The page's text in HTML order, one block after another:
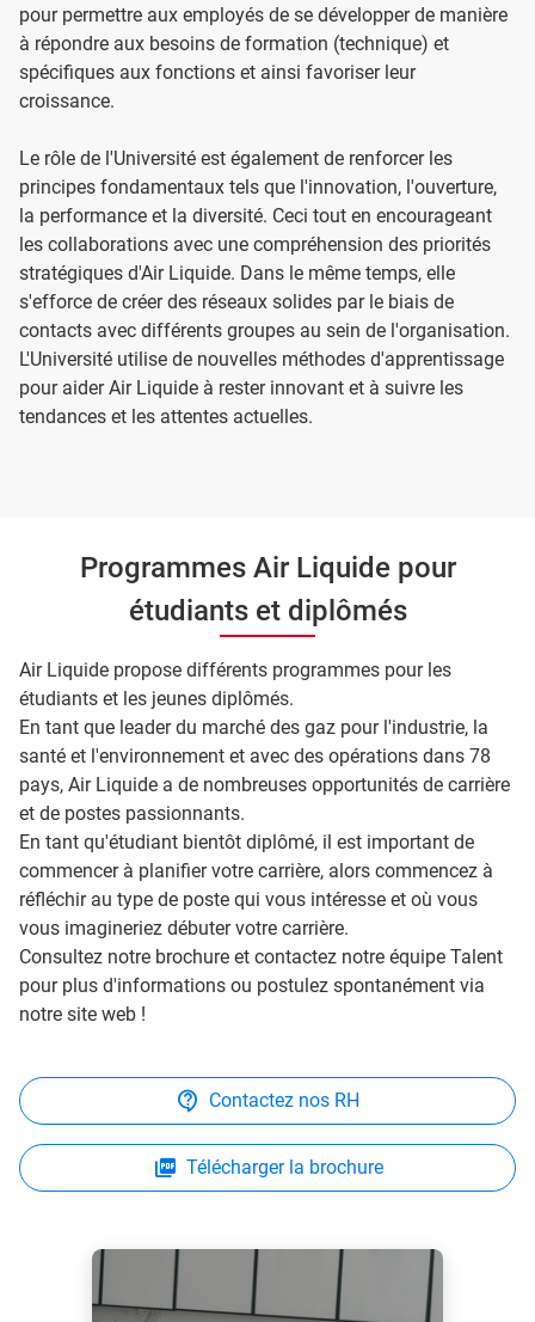
pour permettre aux employés de se développer de manière
à répondre aux besoins de formation (technique) et
spécifiques aux fonctions et ainsi favoriser leur
croissance.
Le rôle de l'Université est également de renforcer les
principes fondamentaux tels que l'innovation, l'ouverture,
la performance et la diversité. Ceci tout en encourageant
les collaborations avec une compréhension des priorités
stratégiques d'Air Liquide. Dans le même temps, elle
s'efforce de créer des réseaux solides par le biais de
contacts avec différents groupes au sein de l'organisation.
L'Université utilise de nouvelles méthodes d'apprentissage
pour aider Air Liquide à rester innovant et à suivre les
tendances et les attentes actuelles.
Programmes Air Liquide pour
étudiants et diplômés
Air Liquide propose différents programmes pour les
étudiants et les jeunes diplômés.
En tant que leader du marché des gaz pour l'industrie, la
santé et l'environnement et avec des opérations dans 78
pays, Air Liquide a de nombreuses opportunités de carrière
et de postes passionnants.
En tant qu'étudiant bientôt diplômé, il est important de
commencer à planifier votre carrière, alors commencez à
réfléchir au type de poste qui vous intéresse et où vous
vous imagineriez débuter votre carrière.
Consultez notre brochure et contactez notre équipe Talent
pour plus d'informations ou postulez spontanément via
notre site web !
Contactez nos RH
Télécharger la brochure